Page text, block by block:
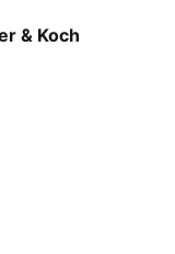
& Koch